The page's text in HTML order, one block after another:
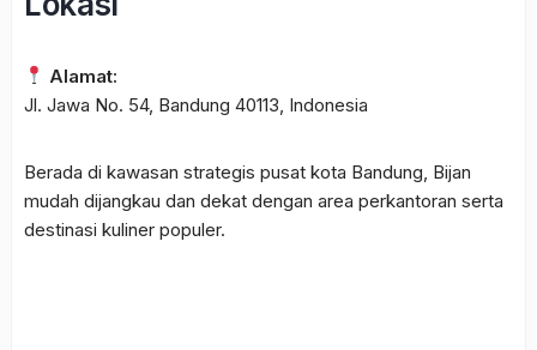
Alamat:
Jl. Jawa No. 54, Bandung 40113, Indonesia
Berada di kawasan strategis pusat kota Bandung, Bijan
mudah dijangkau dan dekat dengan area perkantoran serta
destinasi kuliner populer.